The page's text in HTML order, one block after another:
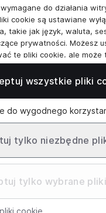
z nami:
09:00–17:00
do działania
cookie są ustawiane
takie jak język, waluta,
prywatności. Możesz
te pliki cookie, ale może
witryny.
ustawiane przez
reklamowych. Mogą być
tworzenia profilu Twoich
odpowiednich
cookie
wszystkie pliki
do wygodnego
tylko niezbędne
tylko wybrane
cookie